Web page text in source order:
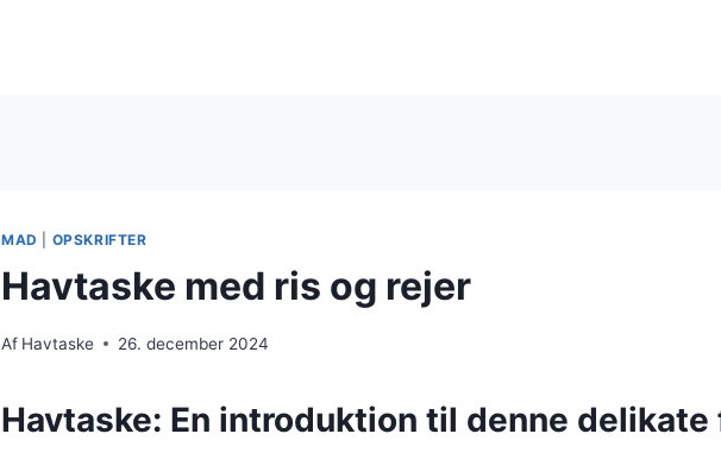
MAD OPSKRIFTER
Havtaske med ris og rejer
Af Havtaske 26. december 2024
Havtaske: En introduktion til denne delikate